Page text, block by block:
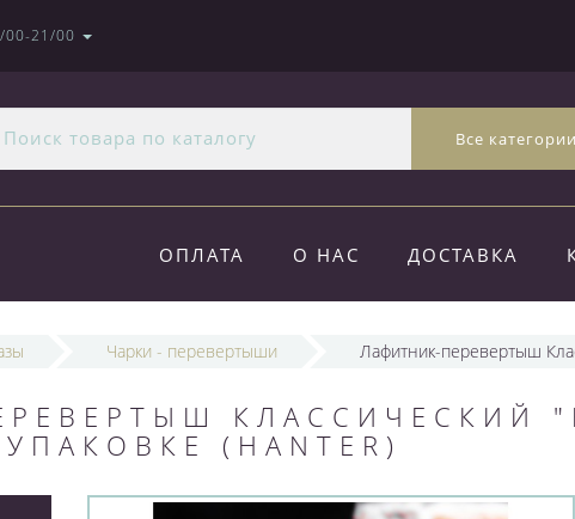
21/00
Все категории
ОПЛАТА О НАС ДОСТАВКА
Чарки - перевертыши Лафитник-перевертыш
КЛАССИЧЕСКИЙ
(HANTER)